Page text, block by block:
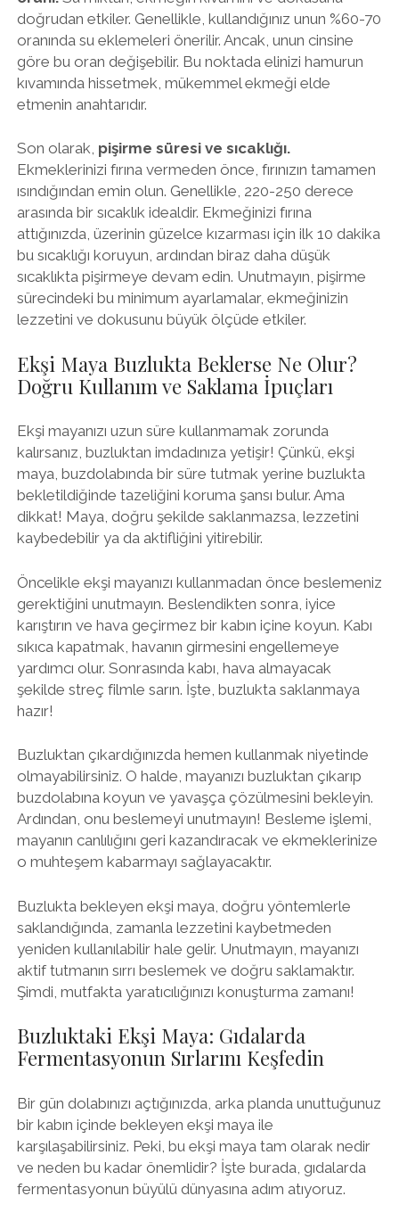
doğrudan etkiler. Genellikle, kullandığınız unun %60-70
oranında su eklemeleri önerilir. Ancak, unun cinsine
göre bu oran değişebilir. Bu noktada elinizi hamurun
kıvamında hissetmek, mükemmel ekmeği elde
etmenin anahtarıdır.
Son olarak, pişirme süresi ve sıcaklığı.
Ekmeklerinizi fırına vermeden önce, fırınızın tamamen
ısındığından emin olun. Genellikle, 220-250 derece
arasında bir sıcaklık idealdir. Ekmeğinizi fırına
attığınızda, üzerinin güzelce kızarması için ilk 10 dakika
bu sıcaklığı koruyun, ardından biraz daha düşük
sıcaklıkta pişirmeye devam edin. Unutmayın, pişirme
sürecindeki bu minimum ayarlamalar, ekmeğinizin
lezzetini ve dokusunu büyük ölçüde etkiler.
Ekşi Maya Buzlukta Beklerse Ne Olur?
Doğru Kullanım ve Saklama İpuçları
Ekşi mayanızı uzun süre kullanmamak zorunda
kalırsanız, buzluktan imdadınıza yetişir! Çünkü, ekşi
maya, buzdolabında bir süre tutmak yerine buzlukta
bekletildiğinde tazeliğini koruma şansı bulur. Ama
dikkat! Maya, doğru şekilde saklanmazsa, lezzetini
kaybedebilir ya da aktifliğini yitirebilir.
Öncelikle ekşi mayanızı kullanmadan önce beslemeniz
gerektiğini unutmayın. Beslendikten sonra, iyice
karıştırın ve hava geçirmez bir kabın içine koyun. Kabı
sıkıca kapatmak, havanın girmesini engellemeye
yardımcı olur. Sonrasında kabı, hava almayacak
şekilde streç filmle sarın. İşte, buzlukta saklanmaya
hazır!
Buzluktan çıkardığınızda hemen kullanmak niyetinde
olmayabilirsiniz. O halde, mayanızı buzluktan çıkarıp
buzdolabına koyun ve yavaşça çözülmesini bekleyin.
Ardından, onu beslemeyi unutmayın! Besleme işlemi,
mayanın canlılığını geri kazandıracak ve ekmeklerinize
o muhteşem kabarmayı sağlayacaktır.
Buzlukta bekleyen ekşi maya, doğru yöntemlerle
saklandığında, zamanla lezzetini kaybetmeden
yeniden kullanılabilir hale gelir. Unutmayın, mayanızı
aktif tutmanın sırrı beslemek ve doğru saklamaktır.
Şimdi, mutfakta yaratıcılığınızı konuşturma zamanı!
Buzluktaki Ekşi Maya: Gıdalarda
Fermentasyonun Sırlarını Keşfedin
Bir gün dolabınızı açtığınızda, arka planda unuttuğunuz
bir kabın içinde bekleyen ekşi maya ile
karşılaşabilirsiniz. Peki, bu ekşi maya tam olarak nedir
ve neden bu kadar önemlidir? İşte burada, gıdalarda
fermentasyonun büyülü dünyasına adım atıyoruz.